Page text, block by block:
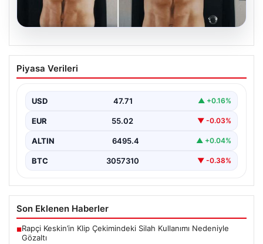
Mohamed Salah’ın karnındaki görüntü
gündem olmuştu! Gerçek ortaya çıktı
Piyasa Verileri
USD 47.71 ▲ +0.16%
EUR 55.02 ▼ -0.03%
ALTIN 6495.4 ▲ +0.04%
BTC 3057310 ▼ -0.38%
Son Eklenen Haberler
■Rapçi Keskin’in Klip Çekimindeki Silah Kullanımı Nedeniyle
Gözaltı